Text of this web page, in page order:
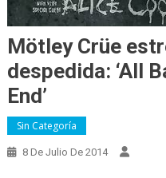
Mötley Crüe
despedida: ‘All
End’
Sin Categoría
8 De Julio De 2014